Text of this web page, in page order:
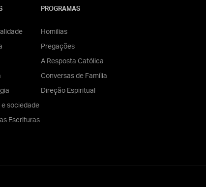
sociedade
Escrituras
PROGRAMAS
Homilias
Pregações
A Resposta Católica
Conversas de Família
Direção Espiritual